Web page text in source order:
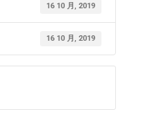
16 10 月, 2019
16 10 月, 2019